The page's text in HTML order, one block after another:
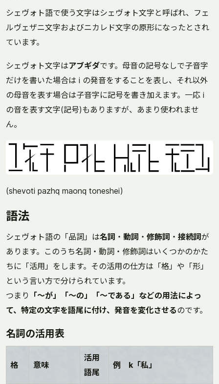
シェヴォト語で使う文字はシェヴォト文字と呼ばれ、フェ
ルヴェザニ文字およびニカレド文字の原形になったとされ
ています。
シェヴォト文字はアブギダです。母音の記号なしで子音字
だけを書いた場合は i の発音をすることを表し、それ以外
の母音を表す場合は子音字に記号を書き加えます。一応 i
の音を表す文字(記号)もありますが、あまり使われませ
ん。
(shevoti pazhq maonq toneshei)
語法
シェヴォト語の「品詞」は名詞 ・ 動詞 ・ 修飾詞 ・ 接続詞が
あります。このうち名詞・動詞・修飾詞はいくつかのかた
ちに「活用」をします。その活用の仕方は「格」や「形」
という言い方で分けられています。
つまり
「～が」「～の」「～である」などの用法によっ
て、特定の文字を語尾に付け、発音を変化させるのです。
名詞の活用表
格 意味
活用
語尾
例 k「私」